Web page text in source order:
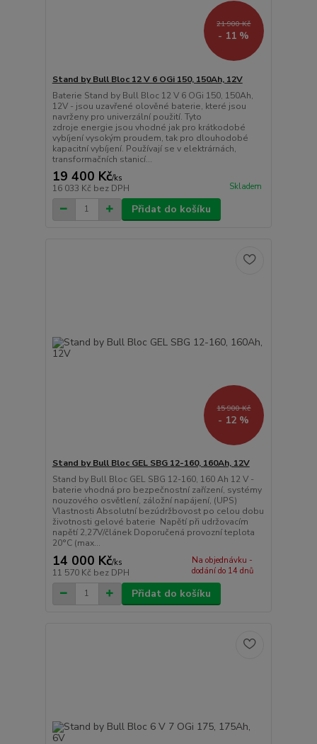
21 900 Kč
- 11 %
Stand by Bull Bloc 12 V 6 OGi 150, 150Ah, 12V
Baterie Stand by Bull Bloc 12 V 6 OGi 150, 150Ah,
12V - jsou uzavřené olověné baterie, které jsou
navrženy pro univerzální použití. Tyto
zdroje energie jsou vhodné jak pro krátkodobé
vybíjení vysokým proudem, tak pro dlouhodobé
kapacitní vybíjení. Používají se v elektrárnách,
transformačních stanicí...
19 400 Kč/ks
16 033 Kč bez DPH Skladem
Přidat do košíku
15 900 Kč
- 12 %
Stand by Bull Bloc GEL SBG 12-160, 160Ah, 12V
Stand by Bull Bloc GEL SBG 12-160, 160 Ah 12 V -
baterie vhodná pro bezpečnostní zařízení, systémy
nouzového osvětlení, záložní napájení, (UPS)
Vlastnosti Absolutní bezúdržbovost po celou dobu
životnosti gelové baterie Napětí při udržovacím
napětí 2,27V/článek Doporučená provozní teplota
20°C (max...
14 000 Kč/ks
11 570 Kč bez DPH
Na objednávku -
dodání do 14 dnů
Přidat do košíku